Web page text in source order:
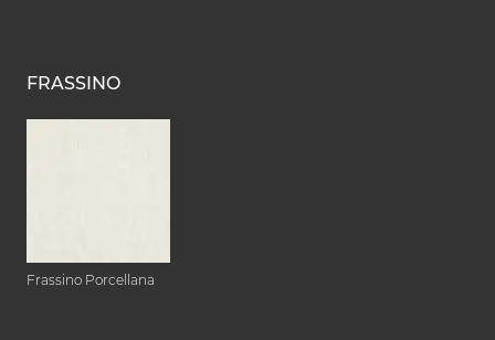
FRASSINO
Frassino Porcellana